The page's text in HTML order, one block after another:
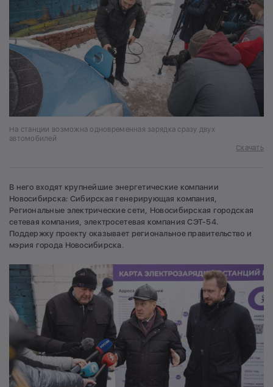
На станции возможна одновременная зарядка сразу двух
автомобилей
Скачать
В него входят крупнейшие энергетические компании
Новосибирска: Сибирская генерирующая компания,
Региональные электрические сети, Новосибирская городская
сетевая компания, электросетевая компания СЭТ-54.
Поддержку проекту оказывает региональное правительство и
мэрия города Новосибирска.